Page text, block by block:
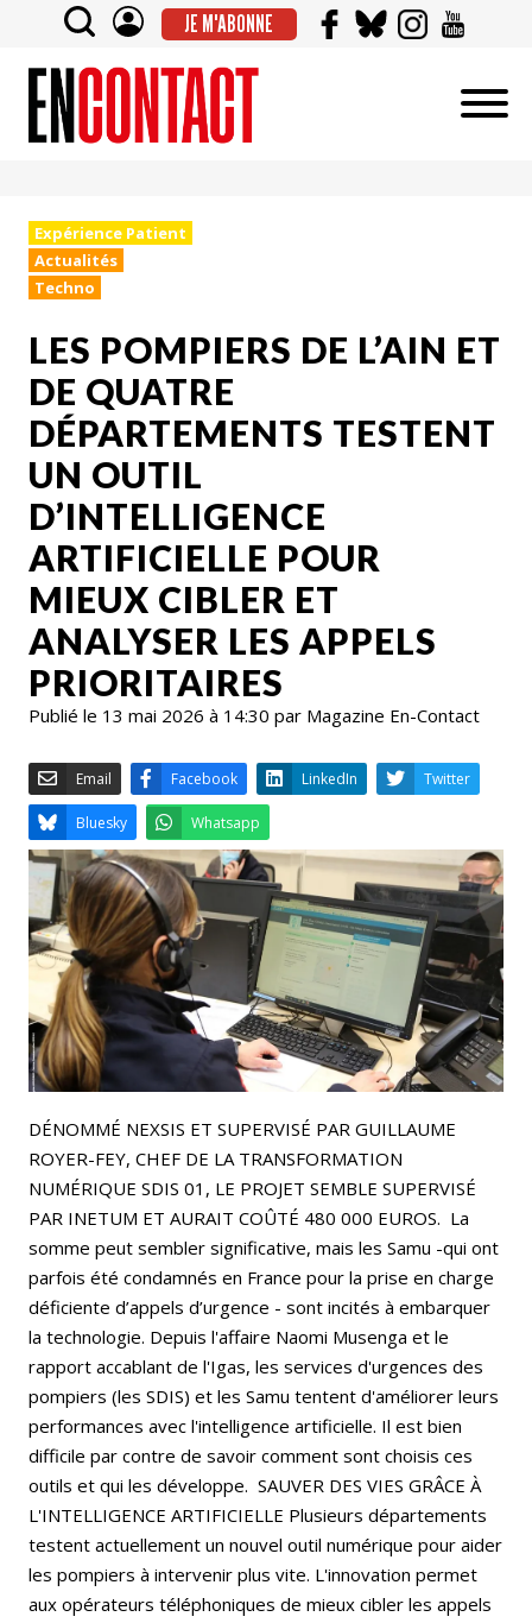
JE M'ABONNE
Expérience Patient
Actualités
Techno
LES POMPIERS DE L’AIN ET
DE QUATRE
DÉPARTEMENTS TESTENT
UN OUTIL
D’INTELLIGENCE
ARTIFICIELLE POUR
MIEUX CIBLER ET
ANALYSER LES APPELS
PRIORITAIRES
Publié le 13 mai 2026 à 14:30 par Magazine En-Contact
Email Facebook LinkedIn
Bluesky Whatsapp
DÉNOMMÉ NEXSIS ET SUPERVISÉ PAR GUILLAUME
ROYER-FEY, CHEF DE LA TRANSFORMATION
NUMÉRIQUE SDIS 01, LE PROJET SEMBLE SUPERVISÉ
PAR INETUM ET AURAIT COÛTÉ 480 000 EUROS. La
somme peut sembler significative, mais les Samu -qui ont
parfois été condamnés en France pour la prise en charge
déficiente d’appels d’urgence - sont incités à embarquer
la technologie. Depuis l'affaire Naomi Musenga et le
rapport accablant de l'Igas, les services d'urgences des
pompiers (les SDIS) et les Samu tentent d'améliorer leurs
performances avec l'intelligence artificielle. Il est bien
difficile par contre de savoir comment sont choisis ces
outils et qui les développe. SAUVER DES VIES GRÂCE À
L'INTELLIGENCE ARTIFICIELLE Plusieurs départements
testent actuellement un nouvel outil numérique pour aider
les pompiers à intervenir plus vite. L'innovation permet
aux opérateurs téléphoniques de mieux cibler les appels